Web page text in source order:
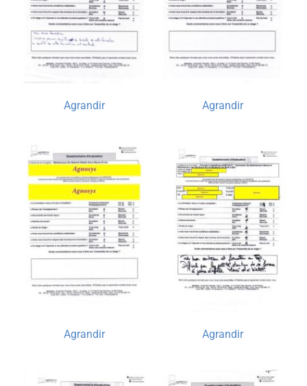
Agrandir Agrandir
Agrandir Agrandir